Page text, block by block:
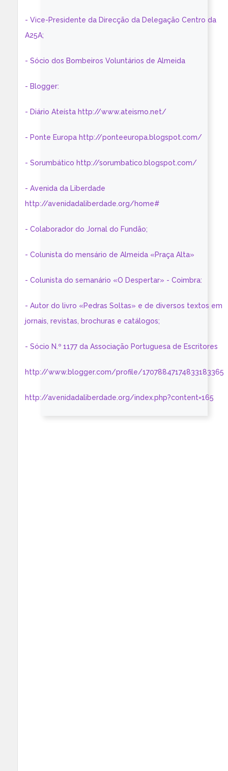
- Vice-Presidente da Direcção da Delegação Centro da
A25A;
- Sócio dos Bombeiros Voluntários de Almeida
- Blogger:
- Diário Ateísta http://www.ateismo.net/
- Ponte Europa http://ponteeuropa.blogspot.com/
- Sorumbático http://sorumbatico.blogspot.com/
- Avenida da Liberdade
http://avenidadaliberdade.org/home#
- Colaborador do Jornal do Fundão;
- Colunista do mensário de Almeida «Praça Alta»
- Colunista do semanário «O Despertar» - Coimbra:
- Autor do livro «Pedras Soltas» e de diversos textos em
jornais, revistas, brochuras e catálogos;
- Sócio N.º 1177 da Associação Portuguesa de Escritores
http://www.blogger.com/profile/17078847174833183365
http://avenidadaliberdade.org/index.php?content=165